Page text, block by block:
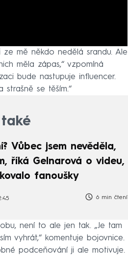
ze mě někdo nedělá srandu. Ale
měla zápas,“ vzpomíná
bude nastupuje influencer.
se těším.“
Vůbec jsem nevěděla,
říká Gelnarová o videu,
fanoušky
6 min čtení
není to ale jen tak. „Je tam
vyhrát,“ komentuje bojovnice.
podceňování ji ale motivuje.